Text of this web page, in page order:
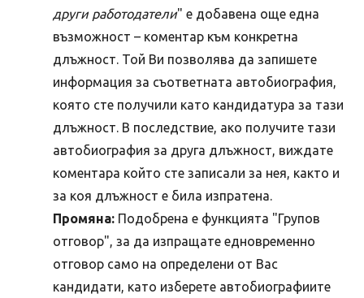
други работодатели" е добавена още една
възможност – коментар към конкретна
длъжност. Той Ви позволява да запишете
информация за съответната автобиография,
която сте получили като кандидатура за тази
длъжност. В последствие, ако получите тази
автобиография за друга длъжност, виждате
коментара който сте записали за нея, както и
за коя длъжност е била изпратена.
Промяна: Подобрена е функцията "Групов
отговор", за да изпращате едновременно
отговор само на определени от Вас
кандидати, като изберете автобиографиите